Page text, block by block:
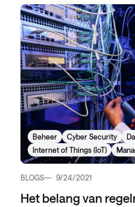
Beheer Cyber Security
Internet of Things (IoT)
BLOGS 9/24/2021
Het belang van